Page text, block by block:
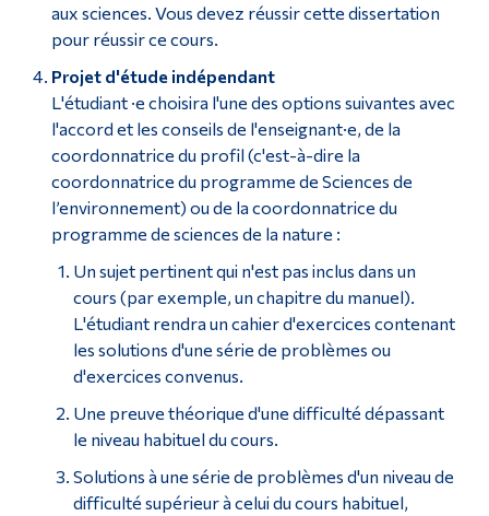
aux sciences. Vous devez réussir cette dissertation
pour réussir ce cours.
Projet d'étude indépendant
L'étudiant ·e choisira l'une des options suivantes avec
l'accord et les conseils de l'enseignant·e, de la
coordonnatrice du profil (c'est-à-dire la
coordonnatrice du programme de Sciences de
l’environnement) ou de la coordonnatrice du
programme de sciences de la nature :
Un sujet pertinent qui n'est pas inclus dans un
cours (par exemple, un chapitre du manuel).
L'étudiant rendra un cahier d'exercices contenant
les solutions d'une série de problèmes ou
d'exercices convenus.
Une preuve théorique d'une difficulté dépassant
le niveau habituel du cours.
Solutions à une série de problèmes d'un niveau de
difficulté supérieur à celui du cours habituel,